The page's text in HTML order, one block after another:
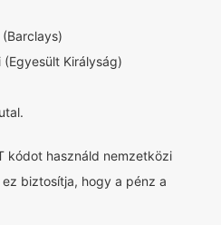
Királyság)
kódot használd nemzetközi
biztosítja, hogy a pénz a